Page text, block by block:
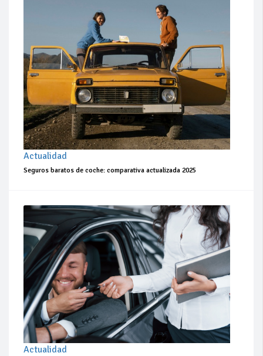
Actualidad
Seguros baratos de coche: comparativa actualizada 2025
Actualidad